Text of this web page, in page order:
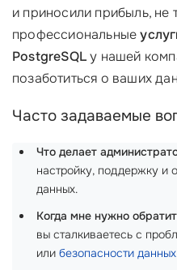
и приносили прибыль, не
профессиональные
PostgreSQLу нашей
позаботиться о ваших
Часто задаваемые
Что делает
настройку, поддержку и
данных.
Когда мне нужно
вы сталкиваетесь с
или безопасности данных